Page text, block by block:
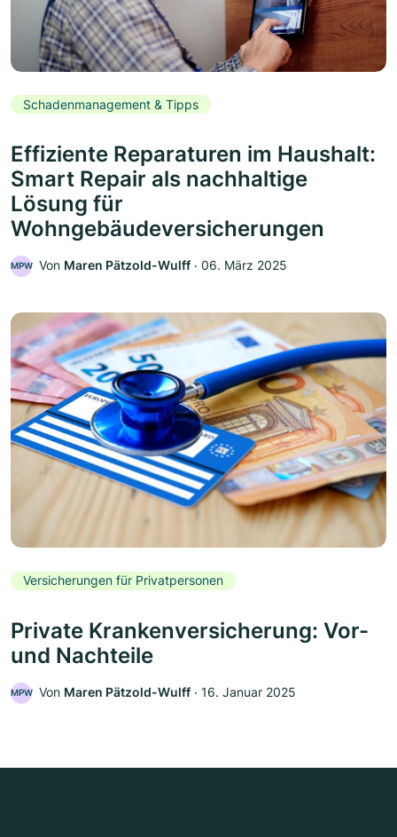
Schadenmanagement & Tipps
Effiziente Reparaturen im Haushalt:
Smart Repair als nachhaltige
Lösung für
Wohngebäudeversicherungen
MPW Von Maren Pätzold-Wulff ‧ 06. März 2025
Versicherungen für Privatpersonen
Private Krankenversicherung: Vor-
und Nachteile
MPW Von Maren Pätzold-Wulff ‧ 16. Januar 2025